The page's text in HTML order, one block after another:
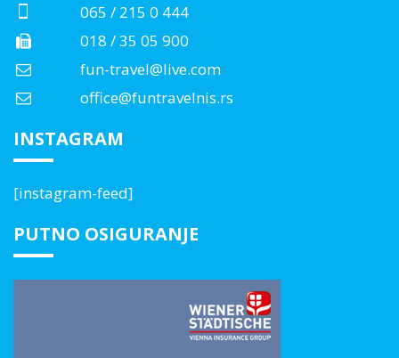
065 / 215 0 444
018 / 35 05 900
fun-travel@live.com
office@funtravelnis.rs
INSTAGRAM
[instagram-feed]
PUTNO OSIGURANJE